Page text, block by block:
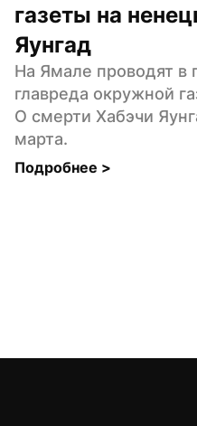
газеты на
Яунгад
На Ямале проводят в
главреда окружной
О смерти Хабэчи
марта.
Подробнее >